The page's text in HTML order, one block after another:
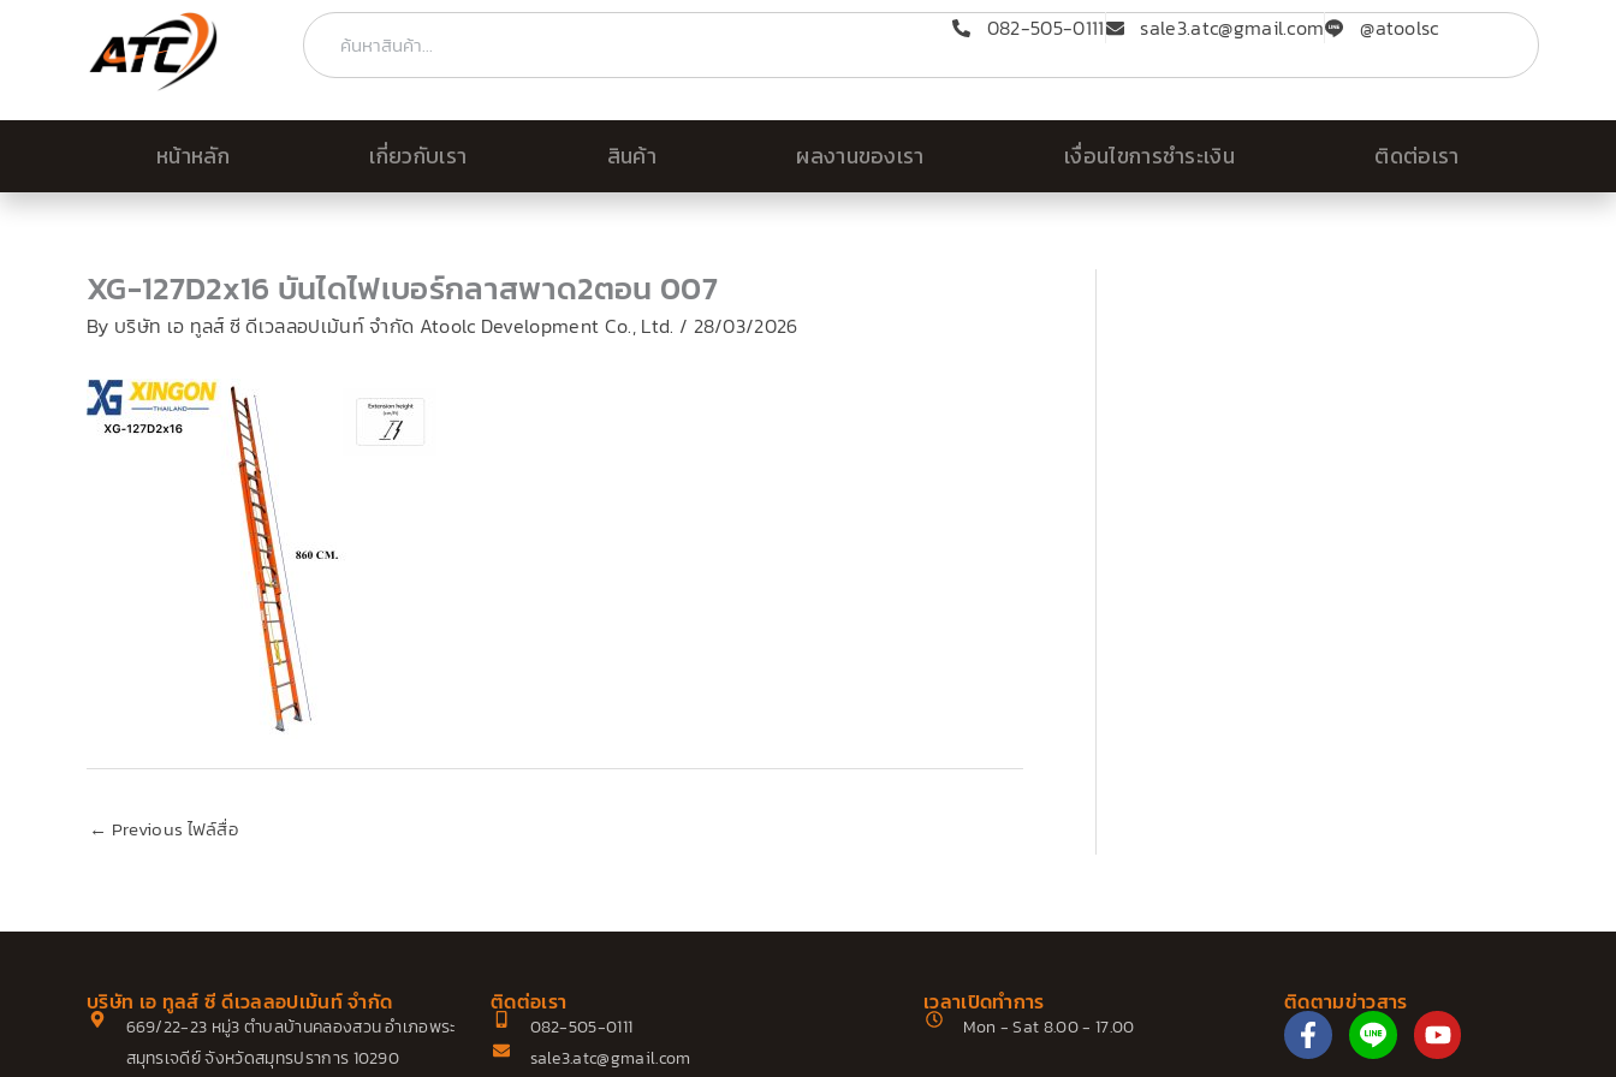
Search 082-505-0111 sale3.atc@gmail.com @atoolsc
หน้าหลัก เกี่ยวกับเรา สินค้า ผลงานของเรา เงื่อนไขการชำระเงิน ติดต่อเรา
XG-127D2x16 บันไดไฟเบอร์กลาสพาด2ตอน 007
By บริษัท เอ ทูลส์ ซี ดีเวลลอปเม้นท์ จำกัด Atoolc Development Co., Ltd. / 28/03/2026
← Previous ไฟล์สื่อ
บริษัท เอ ทูลส์ ซี ดีเวลลอปเม้นท์ จำกัด
669/22-23 หมู่3 ตำบลบ้านคลองสวน อำเภอพระ
สมุทรเจดีย์ จังหวัดสมุทรปราการ 10290
ติดต่อเรา
082-505-0111
sale3.atc@gmail.com
เวลาเปิดทำการ
Mon - Sat 8.00 - 17.00
ติดตามข่าวสาร
F
a
Y
o